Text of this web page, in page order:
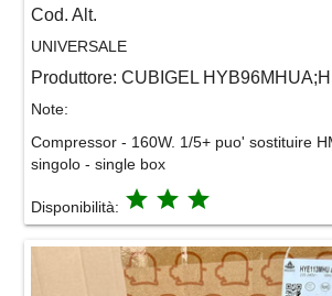
Cod. Alt.
UNIVERSALE
Produttore: CUBIGEL
Note:
Compressor - 160W. 1/5+ puo' sostituire
singolo - single box
Disponibilità: grade grade grade